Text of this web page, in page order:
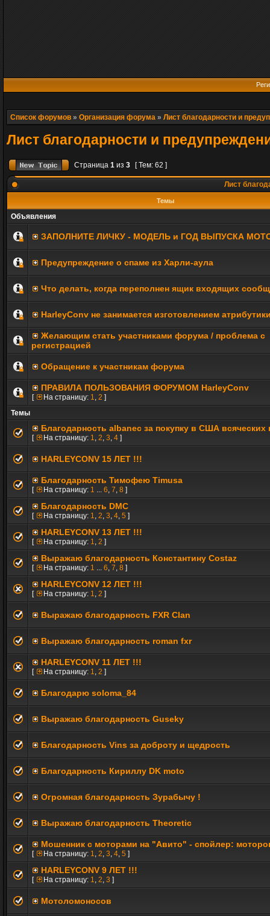
Список форумов » Организация форума » Лист благодарности и
Лист благодарности и
Страница 1 из 3 [ Тем: 62 ]
Лист
Темы
Объявления
ЗАПОЛНИТE ЛИЧКУ - МОДЕЛЬ и ГОД ВЫПУСКА
Предупреждение о спаме из Харли-аула
Что делать, когда переполнен ящик входящих
HarleyConv не занимается изготовлением
Желающим стать участниками форума / проблема с
регистрацией
Обращение к участникам форума
ПРАВИЛА ПОЛЬЗОВАНИЯ ФОРУМОМ HarleyConv
[ На страницу: 1, 2 ]
Темы
Благодарность albanec за покупку в США всяческих
[ На страницу: 1, 2, 3, 4 ]
HARLEYCONV 15 ЛЕТ !!!
Благодарность Тимофею Timusa
[ На страницу: 1 ... 6, 7, 8 ]
Благодарность DMC
[ На страницу: 1, 2, 3, 4, 5 ]
HARLEYCONV 13 ЛЕТ !!!
[ На страницу: 1, 2 ]
Выражаю благодарность Константину Costaz
[ На страницу: 1 ... 6, 7, 8 ]
HARLEYCONV 12 ЛЕТ !!!
[ На страницу: 1, 2 ]
Выражаю благодарность FXR Clan
Выражаю благодарность roman fxr
HARLEYCONV 11 ЛЕТ !!!
[ На страницу: 1, 2 ]
Благодарю soloma_84
Выражаю благодарность Guseky
Благодарность Vins за доброту и щедрость
Благодарность Кириллу DK moto
Огромная благодарность Зурабычу !
Выражаю благодарность Theoretic
Мошенник с моторами на "Авито" - спойлер:
[ На страницу: 1, 2, 3, 4, 5 ]
HARLEYCONV 9 ЛЕТ !!!
[ На страницу: 1, 2, 3 ]
Мотоломоносов